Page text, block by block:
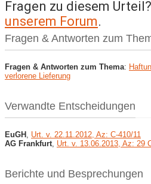
Fragen zu diesem Urteil?
unserem Forum.
Fragen & Antworten zum
Fragen & Antworten zum Thema:
verlorene Lieferung
Verwandte Entscheidungen
EuGH Urt. v. 22.11.2012, Az: C-410/11
AG Frankfurt Urt. v. 13.06.2013, Az: 29
Berichte und Besprechungen